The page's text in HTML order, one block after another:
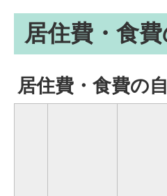
居住費・食
居住費・食費の